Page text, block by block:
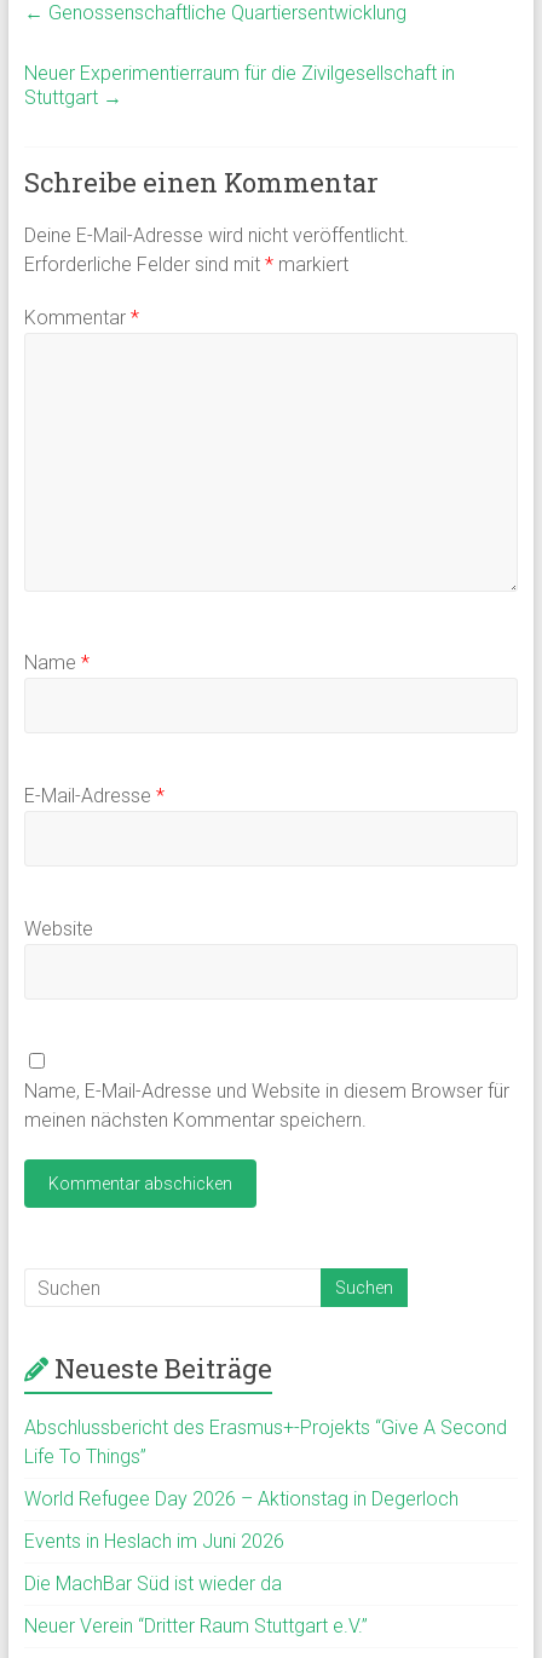
← Genossenschaftliche Quartiersentwicklung
Neuer Experimentierraum für die Zivilgesellschaft in
Stuttgart →
Schreibe einen Kommentar
Deine E-Mail-Adresse wird nicht veröffentlicht.
Erforderliche Felder sind mit *markiert
Kommentar *
Name *
E-Mail-Adresse *
Website
Name, E-Mail-Adresse und Website in diesem Browser für
meinen nächsten Kommentar speichern.
Neueste Beiträge
Abschlussbericht des Erasmus+-Projekts “Give A Second
Life To Things”
World Refugee Day 2026 – Aktionstag in Degerloch
Events in Heslach im Juni 2026
Die MachBar Süd ist wieder da
Neuer Verein “Dritter Raum Stuttgart e.V.”